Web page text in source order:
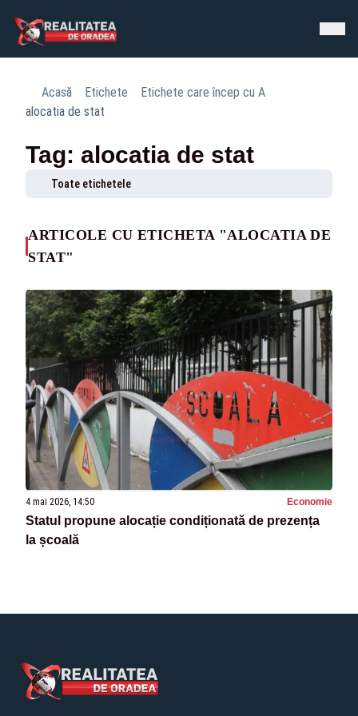
Acasă Etichete
Etichete care încep cu A
alocatia de stat
Tag: alocatia de stat
Toate etichetele
ARTICOLE CU ETICHETA "ALOCATIA DE
STAT"
4 mai 2026, 14:50 Economie
Statul propune alocație condiționată de prezența
la școală